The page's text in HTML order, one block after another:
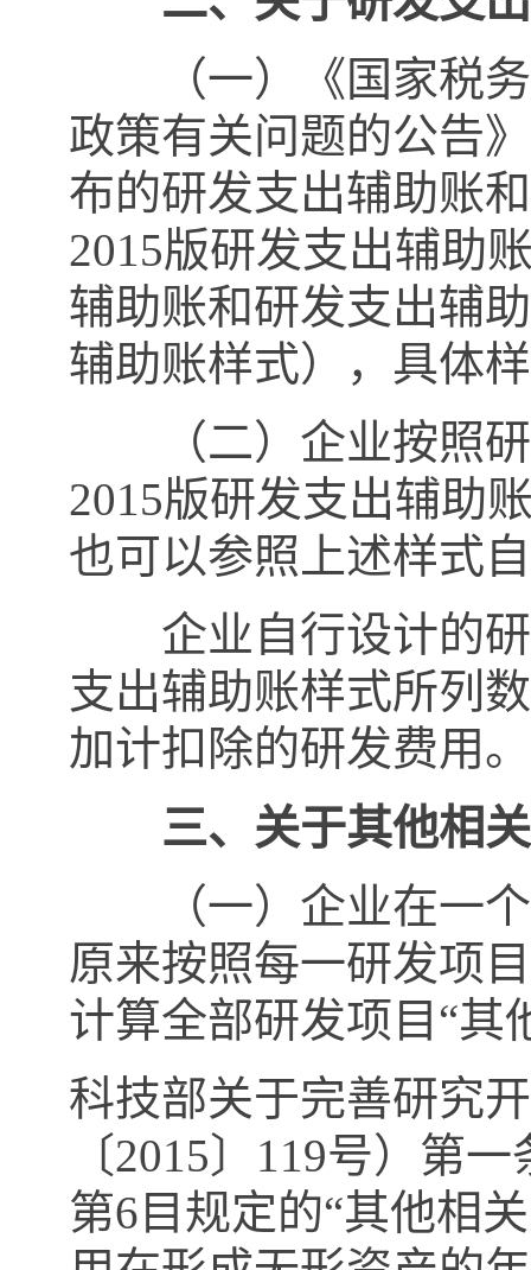
（一）《国家税务
政策有关问题的公告
布的研发支出辅助账
2015版研发支出辅助
辅助账和研发支出辅
辅助账样式），具体
（二）企业按照研
2015版研发支出辅助
也可以参照上述样式
企业自行设计的研
支出辅助账样式所列
加计扣除的研发费用。
三、关于其他相关
（一）企业在一个
原来按照每一研发项
计算全部研发项目“其
科技部关于完善研究
〔2015〕 119号）第一
第6 目规定的“其他相